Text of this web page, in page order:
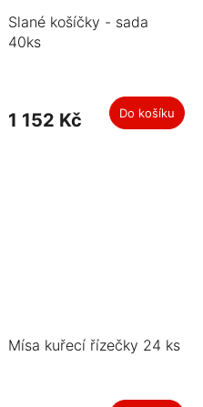
Slané košíčky - sada
40ks
1 152 Kč Do košíku
Mísa kuřecí řízečky 24 ks